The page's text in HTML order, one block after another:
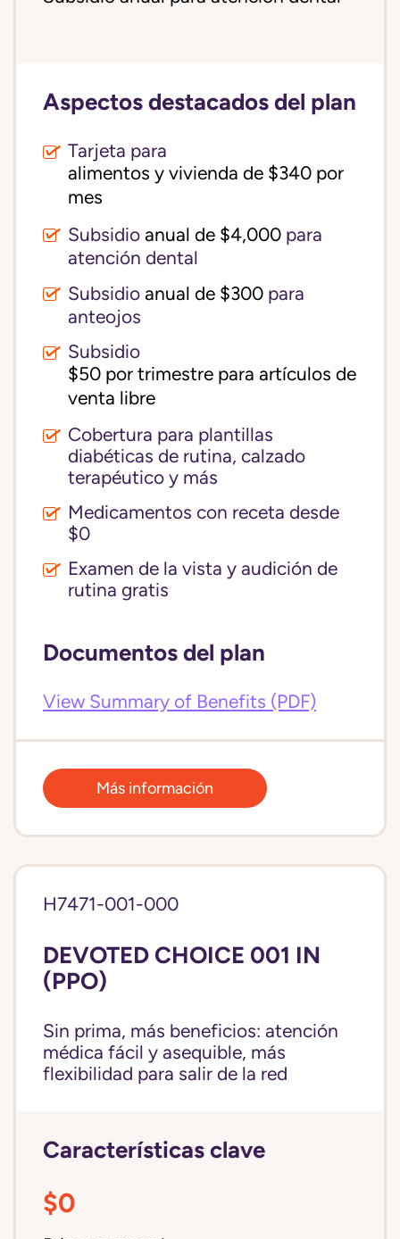
Aspectos destacados del plan
Tarjeta para
alimentos y vivienda de $340 por
mes
Subsidio anual de $4,000 para
atención dental
Subsidio anual de $300 para
anteojos
Subsidio
$50 por trimestre para artículos de
venta libre
Cobertura para plantillas
diabéticas de rutina, calzado
terapéutico y más
Medicamentos con receta desde
$0
Examen de la vista y audición de
rutina gratis
Documentos del plan
View Summary of Benefits (PDF)
Más información
H7471-001-000
DEVOTED CHOICE 001 IN
(PPO)
Sin prima, más beneficios: atención
médica fácil y asequible, más
flexibilidad para salir de la red
Características clave
$0